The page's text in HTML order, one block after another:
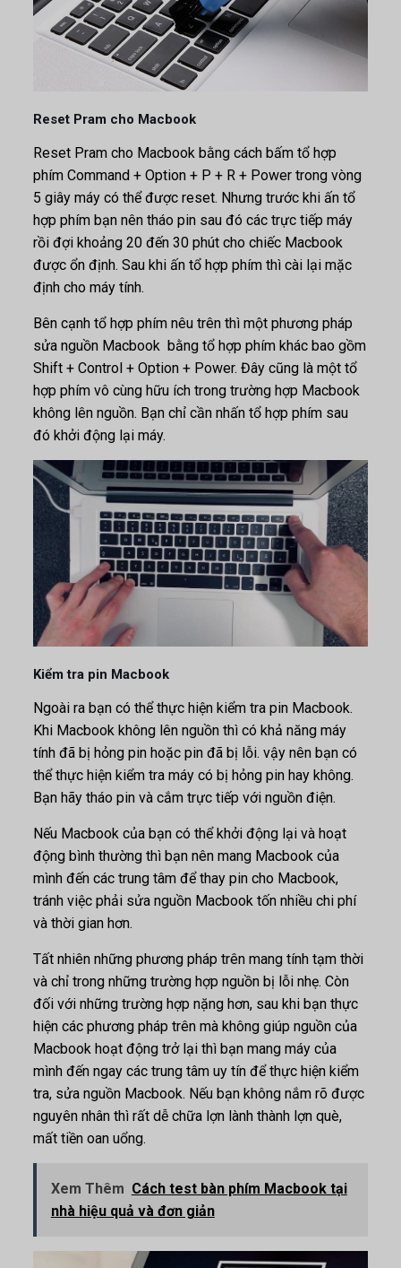
Reset Pram cho Macbook
Reset Pram cho Macbook bằng cách bấm tổ hợp
phím Command + Option + P + R + Power trong vòng
5 giây máy có thể được reset. Nhưng trước khi ấn tổ
hợp phím bạn nên tháo pin sau đó các trực tiếp máy
rồi đợi khoảng 20 đến 30 phút cho chiếc Macbook
được ổn định. Sau khi ấn tổ hợp phím thì cài lại mặc
định cho máy tính.
Bên cạnh tổ hợp phím nêu trên thì một phương pháp
sửa nguồn Macbook bằng tổ hợp phím khác bao gồm
Shift + Control + Option + Power. Đây cũng là một tổ
hợp phím vô cùng hữu ích trong trường hợp Macbook
không lên nguồn. Bạn chỉ cần nhấn tổ hợp phím sau
đó khởi động lại máy.
Kiểm tra pin Macbook
Ngoài ra bạn có thể thực hiện kiểm tra pin Macbook.
Khi Macbook không lên nguồn thì có khả năng máy
tính đã bị hỏng pin hoặc pin đã bị lỗi. vậy nên bạn có
thể thực hiện kiểm tra máy có bị hỏng pin hay không.
Bạn hãy tháo pin và cắm trực tiếp với nguồn điện.
Nếu Macbook của bạn có thể khởi động lại và hoạt
động bình thường thì bạn nên mang Macbook của
mình đến các trung tâm để thay pin cho Macbook,
tránh việc phải sửa nguồn Macbook tốn nhiều chi phí
và thời gian hơn.
Tất nhiên những phương pháp trên mang tính tạm thời
và chỉ trong những trường hợp nguồn bị lỗi nhẹ. Còn
đối với những trường hợp nặng hơn, sau khi bạn thực
hiện các phương pháp trên mà không giúp nguồn của
Macbook hoạt động trở lại thì bạn mang máy của
mình đến ngay các trung tâm uy tín để thực hiện kiểm
tra, sửa nguồn Macbook. Nếu bạn không nắm rõ được
nguyên nhân thì rất dễ chữa lợn lành thành lợn què,
mất tiền oan uổng.
Xem Thêm Cách test bàn phím Macbook tại
nhà hiệu quả và đơn giản